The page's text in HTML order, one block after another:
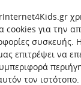
cookies για την
συσκευής.
επιτρέψει να
τον